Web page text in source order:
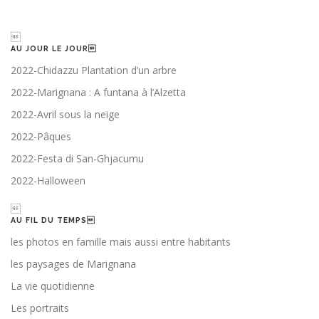
AU JOUR LE JOUR
2022-Chidazzu Plantation d’un arbre
2022-Marignana : A funtana à l’Alzetta
2022-Avril sous la neige
2022-Pâques
2022-Festa di San-Ghjacumu
2022-Halloween
AU FIL DU TEMPS
les photos en famille mais aussi entre habitants
les paysages de Marignana
La vie quotidienne
Les portraits